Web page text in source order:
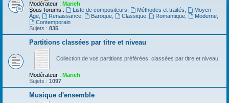
Modérateur : Marieh
Sous-forums :
Liste de compositeurs Méthodes et traités
Moyen-
Âge
Renaissance, Baroque, Classique, Romantique Moderne
Contemporain
Sujets : 835
Partitions classées par titre et niveau
Collection de vos partitions préférées, classées par titre et niveau.
Modérateur : Marieh
Sujets : 1097
Musique d'ensemble